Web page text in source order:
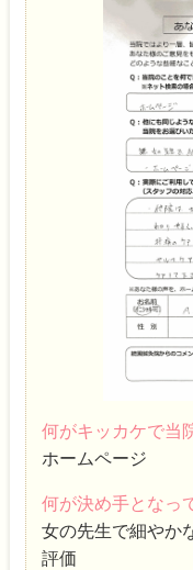
何がキッカケで当
ホームページ
何が決め手となっ
女の先生で細やか
評価